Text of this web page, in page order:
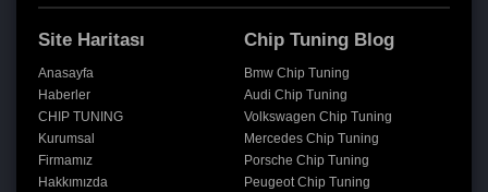
Site Haritası
Anasayfa
Haberler
CHIP TUNING
Kurumsal
Firmamız
Hakkımızda
Chip Tuning Blog
Bmw Chip Tuning
Audi Chip Tuning
Volkswagen Chip Tuning
Mercedes Chip Tuning
Porsche Chip Tuning
Peugeot Chip Tuning